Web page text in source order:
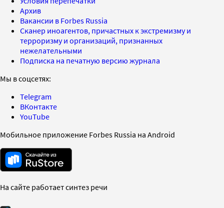
Архив
Вакансии в Forbes Russia
Сканер иноагентов, причастных к экстремизму и
терроризму и организаций, признанных
нежелательными
Подписка на печатную версию журнала
Мы в соцсетях:
Telegram
ВКонтакте
YouTube
Мобильное приложение Forbes Russia на Android
На сайте работает синтез речи